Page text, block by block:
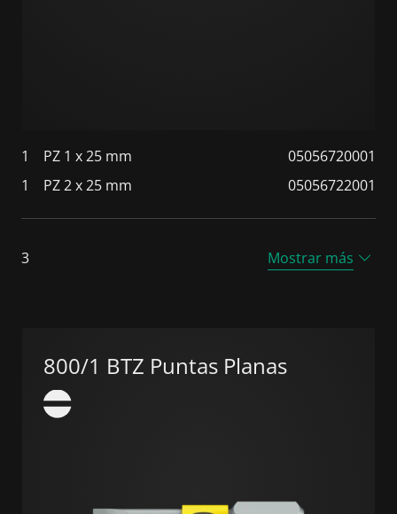
1 PZ 1 x 25 mm
05056720001
1
PZ 2 x 25 mm 05056722001
3 Mostrar más
800/1 BTZ Puntas Planas